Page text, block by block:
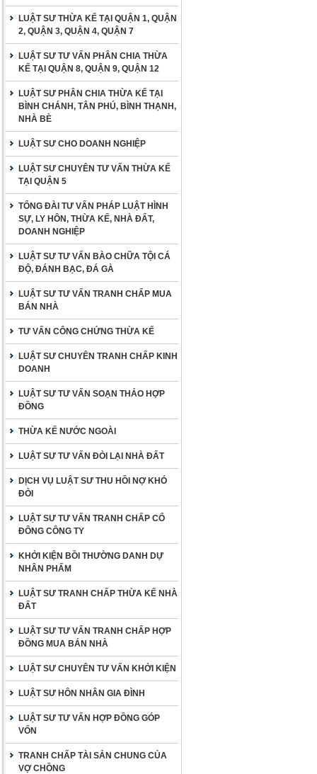
LUẬT SƯ THỪA KẾ TẠI QUẬN 1, QUẬN
2, QUẬN 3, QUẬN 4, QUẬN 7
LUẬT SƯ TƯ VẤN PHÂN CHIA THỪA
KẾ TẠI QUẬN 8, QUẬN 9, QUẬN 12
LUẬT SƯ PHÂN CHIA THỪA KẾ TẠI
BÌNH CHÁNH, TÂN PHÚ, BÌNH THẠNH,
NHÀ BÈ
LUẬT SƯ CHO DOANH NGHIỆP
LUẬT SƯ CHUYÊN TƯ VẤN THỪA KẾ
TẠI QUẬN 5
TỔNG ĐÀI TƯ VẤN PHÁP LUẬT HÌNH
SỰ, LY HÔN, THỪA KẾ, NHÀ ĐẤT,
DOANH NGHIỆP
LUẬT SƯ TƯ VẤN BÀO CHỮA TỘI CÁ
ĐỘ, ĐÁNH BẠC, ĐÁ GÀ
LUẬT SƯ TƯ VẤN TRANH CHẤP MUA
BÁN NHÀ
TƯ VẤN CÔNG CHỨNG THỪA KẾ
LUẬT SƯ CHUYÊN TRANH CHẤP KINH
DOANH
LUẬT SƯ TƯ VẤN SOẠN THẢO HỢP
ĐỒNG
THỪA KẾ NƯỚC NGOÀI
LUẬT SƯ TƯ VẤN ĐÒI LẠI NHÀ ĐẤT
DỊCH VỤ LUẬT SƯ THU HỒI NỢ KHÓ
ĐÒI
LUẬT SƯ TƯ VẤN TRANH CHẤP CỔ
ĐÔNG CÔNG TY
KHỞI KIỆN BỒI THƯỜNG DANH DỰ
NHÂN PHẨM
LUẬT SƯ TRANH CHẤP THỪA KẾ NHÀ
ĐẤT
LUẬT SƯ TƯ VẤN TRANH CHẤP HỢP
ĐỒNG MUA BÁN NHÀ
LUẬT SƯ CHUYÊN TƯ VẤN KHỞI KIỆN
LUẬT SƯ HÔN NHÂN GIA ĐÌNH
LUẬT SƯ TƯ VẤN HỢP ĐỒNG GÓP
VỐN
TRANH CHẤP TÀI SẢN CHUNG CỦA
VỢ CHỒNG